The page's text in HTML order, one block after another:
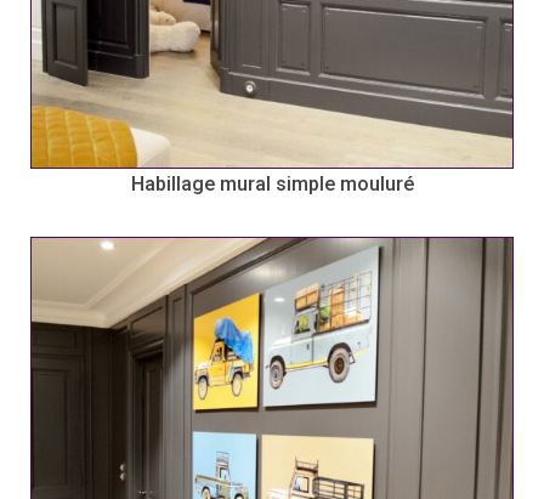
Habillage mural simple mouluré